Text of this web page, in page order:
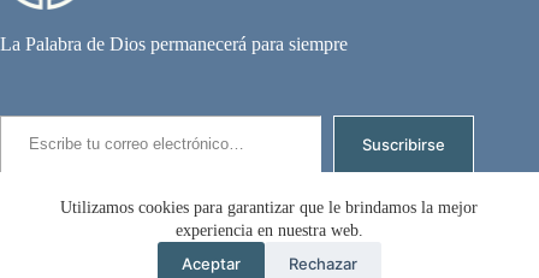
Utilizamos cookies para garantizar que le brindamos la mejor
experiencia en nuestra web.
Aceptar Rechazar
La Palabra de Dios permanecerá para siempre
Escribe tu correo electrónico…
Suscribirse
Suscríbete para recibir los nuevos artículos por email.
Copyright © 2026 - Enrique Oriolo - Todo puede
usarse sin permiso, solo poner la fuente.